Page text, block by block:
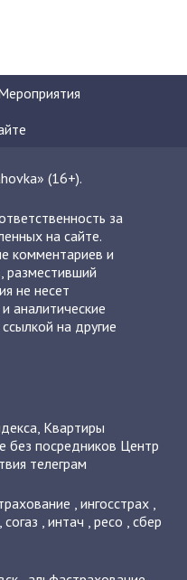
(16+).
за
на сайте.
комментариев и
разместивший
не несет
аналитические
на другие
Квартиры
без посредников Центр
телеграм
,ингосстрах
,согаз ,интач ,ресо ,сбер